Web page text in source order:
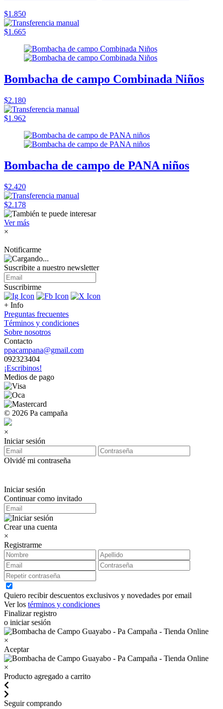
$1.850
$1.665
Bombacha de campo Combinada Niños
$2.180
$1.962
Bombacha de campo de PANA niños
$2.420
$2.178
Ver más
×
Notificarme
Suscribite a nuestro newsletter
Suscribirme
+ Info
Preguntas frecuentes
Términos y condiciones
Sobre nosotros
Contacto
ppacampana@gmail.com
092323404
¡Escribinos!
Medios de pago
© 2026 Pa campaña
×
Iniciar sesión
Olvidé mi contraseña
Iniciar sesión
Continuar como invitado
Crear una cuenta
×
Registrarme
Quiero recibir descuentos exclusivos y novedades por email
Ver los términos y condiciones
Finalizar registro
o iniciar sesión
×
Aceptar
×
Producto agregado a carrito
Seguir comprando